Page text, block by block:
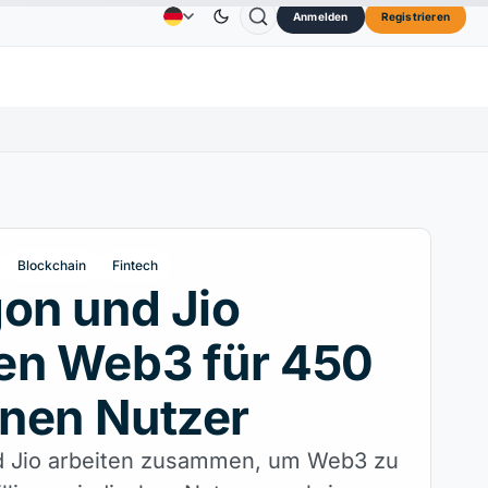
0,3264 $ ↓0.30% DogecoinDOGE 0,0707 $↑2.40%
AnzeigeKontakt Über Anmelden Registrieren
Blockchain Fintech
und Jio
Web3 für 450
Nutzer
Jio arbeiten zusammen, um Web3 zu